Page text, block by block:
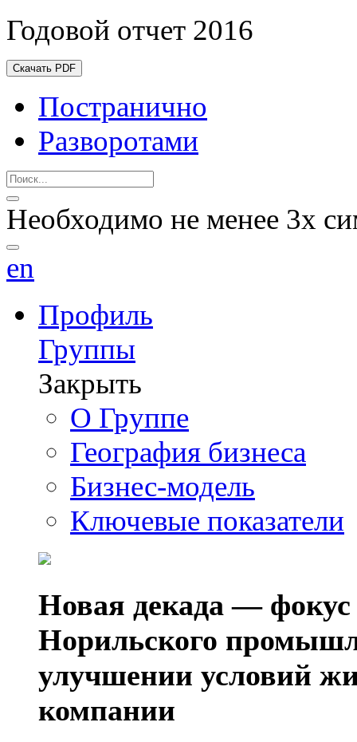
Годовой отчет 2016
Скачать PDF
Постранично
Разворотами
Необходимо не менее 3х
en
Профиль
Группы
Закрыть
О Группе
География бизнеса
Бизнес-модель
Ключевые показатели
Новая декада — фокус
Норильского
улучшении условий
компании